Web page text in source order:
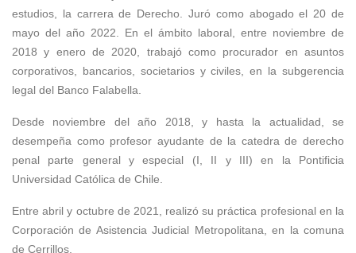
estudios, la carrera de Derecho. Juró como abogado el 20 de
mayo del año 2022. En el ámbito laboral, entre noviembre de
2018 y enero de 2020, trabajó como procurador en asuntos
corporativos, bancarios, societarios y civiles, en la subgerencia
legal del Banco Falabella.
Desde noviembre del año 2018, y hasta la actualidad, se
desempeña como profesor ayudante de la catedra de derecho
penal parte general y especial (I, II y III) en la Pontificia
Universidad Católica de Chile.
Entre abril y octubre de 2021, realizó su práctica profesional en la
Corporación de Asistencia Judicial Metropolitana, en la comuna
de Cerrillos.